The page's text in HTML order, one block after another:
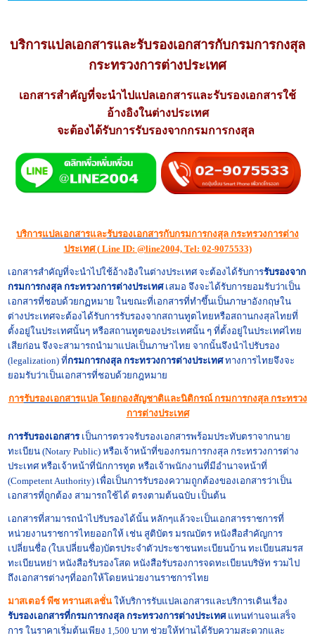
บริการแปลเอกสารและรับรองเอกสารกับกรมการกงสุล
กระทรวงการต่างประเทศ
เอกสารสำคัญที่จะนำไปแปลเอกสารและรับรองเอกสารใช้
อ้างอิงในต่างประเทศ
จะต้องได้รับการรับรองจากกรมการกงสุล
บริการแปลเอกสารและรับรองเอกสารกับกรมการกงสุล กระทรวงการต่าง
ประเทศ (Line ID: @line2004, Tel: 02-9075533)
เอกสารสำคัญที่จะนำไปใช้อ้างอิงในต่างประเทศ จะต้องได้รับการรับรองจาก
กรมการกงสุลกระทรวงการต่างประเทศ เสมอ จึงจะได้รับการยอมรับว่าเป็น
เอกสารที่ชอบด้วยกฏหมาย ในขณะที่เอกสารที่ทำขึ้นเป็นภาษาอังกฤษใน
ต่างประเทศจะต้องได้รับการรับรองจากสถานทูตไทยหรือสถานกงสุลไทยที่
ตั้งอยู่ในประเทศนั้นๆ หรือสถานทูตของประเทศนั้น ๆ ที่ตั้งอยู่ในประเทศไทย
เสียก่อน จึงจะสามารถนำมาแปลเป็นภาษาไทย จากนั้นจึงนำไปรับรอง
(legalization) ที่กรมการกงสุล กระทรวงการต่างประเทศทางการไทยจึงจะ
ยอมรับว่าเป็นเอกสารที่ชอบด้วยกฎหมาย
การรับรองเอกสารแปล โดยกองสัญชาติและนิติกรณ์ กรมการกงสุล กระทรวง
การต่างประเทศ
การรับรองเอกสารเป็นการตรวจรับรองเอกสารพร้อมประทับตราจากนาย
ทะเบียน (Notary Public) หรือเจ้าหน้าที่ของกรมการกงสุล กระทรวงการต่าง
ประเทศหรือเจ้าหน้าที่นักการทูต หรือเจ้าพนักงานที่มีอำนาจหน้าที่
(Competent Authority) เพื่อเป็นการรับรองความถูกต้องของเอกสารว่าเป็น
เอกสารที่ถูกต้อง สามารถใช้ได้ ตรงตามต้นฉบับ เป็นต้น
เอกสารที่สามารถนำไปรับรองได้นั้น หลักๆแล้วจะเป็นเอกสารราชการที่
หน่วยงานราชการไทยออกให้ เช่น สูติบัตร มรณบัตร หนังสือสำคัญการ
เปลี่ยนชื่อ(ใบเปลี่ยนชื่อ)บัตรประจำตัวประชาชนทะเบียนบ้าน ทะเบียนสมรส
ทะเบียนหย่า หนังสือรับรองโสด หนังสือรับรองการจดทะเบียนบริษัท รวมไป
ถึงเอกสารต่างๆที่ออกให้โดยหน่วยงานราชการไทย
มาสเตอร์ พีซ ทรานสเลชั่น ให้บริการรับแปลเอกสารและบริการเดินเรื่อง
รับรองเอกสารที่กรมการกงสุล กระทรวงการต่างประเทศ แทนท่านจนเสร็จ
การ ในราคาเริ่มต้นเพียง 1,500 บาท ช่วยให้ท่านได้รับความสะดวกและ